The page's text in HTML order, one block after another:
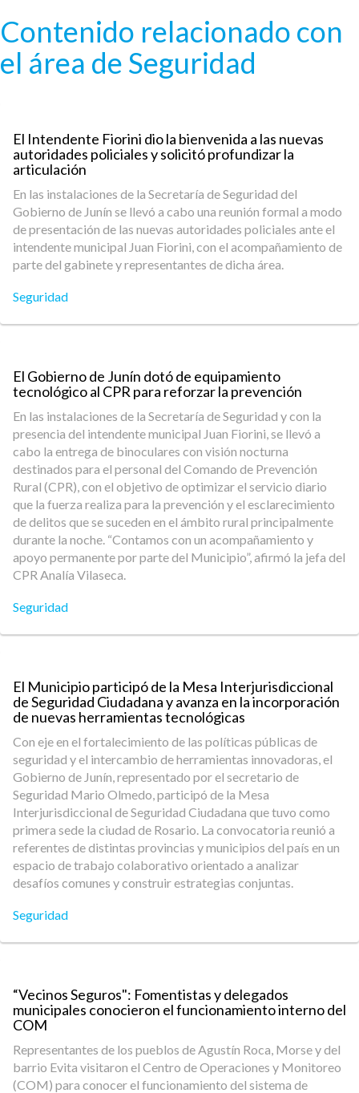
Contenido relacionado con
el área de Seguridad
El Intendente Fiorini dio la bienvenida a las nuevas
autoridades policiales y solicitó profundizar la
articulación
En las instalaciones de la Secretaría de Seguridad del
Gobierno de Junín se llevó a cabo una reunión formal a modo
de presentación de las nuevas autoridades policiales ante el
intendente municipal Juan Fiorini, con el acompañamiento de
parte del gabinete y representantes de dicha área.
Seguridad
El Gobierno de Junín dotó de equipamiento
tecnológico al CPR para reforzar la prevención
En las instalaciones de la Secretaría de Seguridad y con la
presencia del intendente municipal Juan Fiorini, se llevó a
cabo la entrega de binoculares con visión nocturna
destinados para el personal del Comando de Prevención
Rural (CPR), con el objetivo de optimizar el servicio diario
que la fuerza realiza para la prevención y el esclarecimiento
de delitos que se suceden en el ámbito rural principalmente
durante la noche. “Contamos con un acompañamiento y
apoyo permanente por parte del Municipio”, afirmó la jefa del
CPR Analía Vilaseca.
Seguridad
El Municipio participó de la Mesa Interjurisdiccional
de Seguridad Ciudadana y avanza en la incorporación
de nuevas herramientas tecnológicas
Con eje en el fortalecimiento de las políticas públicas de
seguridad y el intercambio de herramientas innovadoras, el
Gobierno de Junín, representado por el secretario de
Seguridad Mario Olmedo, participó de la Mesa
Interjurisdiccional de Seguridad Ciudadana que tuvo como
primera sede la ciudad de Rosario. La convocatoria reunió a
referentes de distintas provincias y municipios del país en un
espacio de trabajo colaborativo orientado a analizar
desafíos comunes y construir estrategias conjuntas.
Seguridad
“Vecinos Seguros": Fomentistas y delegados
municipales conocieron el funcionamiento interno del
COM
Representantes de los pueblos de Agustín Roca, Morse y del
barrio Evita visitaron el Centro de Operaciones y Monitoreo
(COM) para conocer el funcionamiento del sistema de